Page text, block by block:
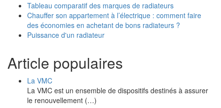
Tableau comparatif des marques de radiateurs
Chauffer son appartement à l’électrique : comment faire
des économies en achetant de bons radiateurs ?
Puissance d'un radiateur
Article populaires
La VMC
La VMC est un ensemble de dispositifs destinés à assurer
le renouvellement (…)